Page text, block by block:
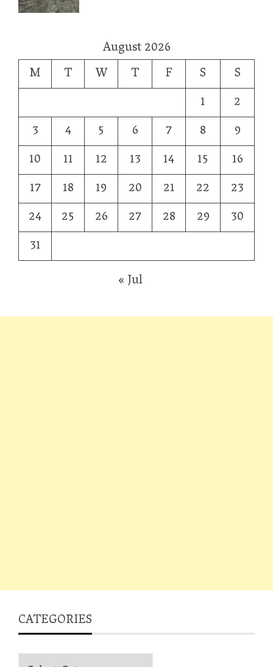
August 2026
M
T W T F S
S
1
2
3
4 5 6 7 8
9
10
11 12 13 14 15
16
17
18 19 20 21 22
23
24
25 26 27 28 29
30
31
« Jul
CATEGORIES